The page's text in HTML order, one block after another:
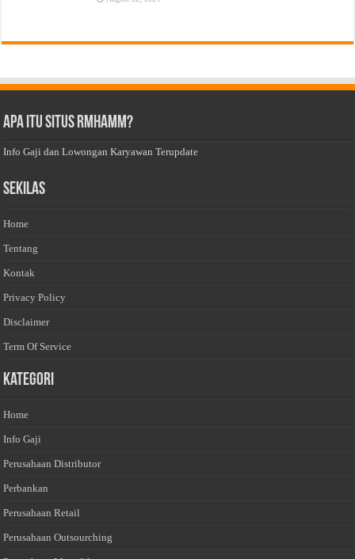
Apa Itu Situs Rmhamm?
Info Gaji dan Lowongan Karyawan Terupdate
Sekilas
Home
Tentang
Kontak
Privacy Policy
Disclaimer
Term Of Service
Kategori
Home
Info Gaji
Perusahaan Distributor
Perbankan
Perusahaan Retail
Perusahaan Outsourching